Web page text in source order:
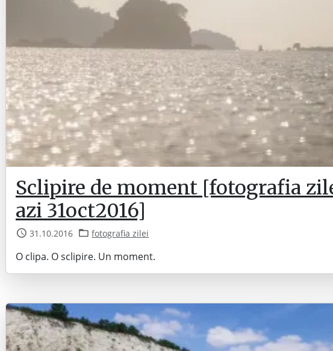
Sclipire de moment [fotografia
azi 31oct2016]
31.10.2016 fotografia zilei
O clipa. O sclipire. Un moment.